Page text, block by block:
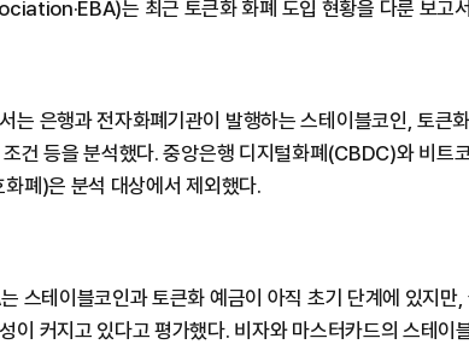
는 최근 토큰화 화폐 도입 현황을 다룬 보고
는 은행과 전자화폐기관이 발행하는 스테이블코인, 토큰
건 등을 분석했다. 중앙은행 디지털화폐(CBDC)와 비트
화폐)은 분석 대상에서 제외했다.
스테이블코인과 토큰화 예금이 아직 초기 단계에 있지만
이 커지고 있다고 평가했다. 비자와 마스터카드의 스테이